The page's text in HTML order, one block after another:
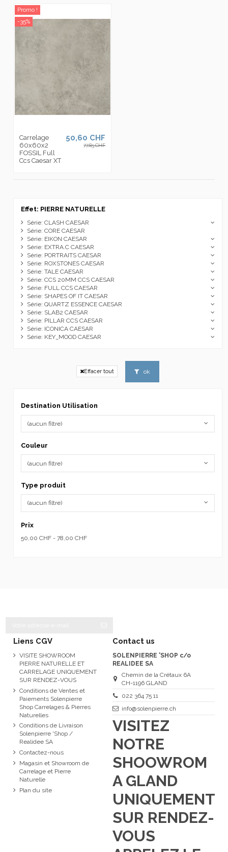
Promo !
-35%
Carrelage
60x60x2
FOSSIL Full
Ccs Caesar XT
50,60 CHF
77,85 CHF
Effet: PIERRE NATURELLE
Série: CLASH CAESAR
Série: CORE CAESAR
Série: EIKON CAESAR
Série: EXTRA.C CAESAR
Série: PORTRAITS CAESAR
Série: ROXSTONES CAESAR
Série: TALE CAESAR
Série: CCS 20MM CCS CAESAR
Série: FULL CCS CAESAR
Série: SHAPES OF IT CAESAR
Série: QUARTZ ESSENCE CAESAR
Série: SLAB2 CAESAR
Série: PILLAR CCS CAESAR
Série: ICONICA CAESAR
Série: KEY_MOOD CAESAR
Effacer tout ok
Destination Utilisation
(aucun filtre)
Couleur
(aucun filtre)
Type produit
(aucun filtre)
Prix
50,00 CHF - 78,00 CHF
Liens CGV
VISITE SHOWROOM
PIERRE NATURELLE ET
CARRELAGE UNIQUEMENT
SUR RENDEZ-VOUS
Conditions de Ventes et
Paiements Solenpierre
Shop Carrelages & Pierres
Naturelles
Conditions de Livraison
Solenpierre 'Shop /
Realidee SA
Contactez-nous
Magasin et Showroom de
Carrelage et Pierre
Naturelle
Plan du site
Contact us
SOLENPIERRE 'SHOP c/o
REALIDEE SA
Chemin de la Crétaux 6A
CH-1196 GLAND
022 364 75 11
info@solenpierre.ch
VISITEZ
NOTRE
SHOOWROM
A GLAND
UNIQUEMENT
SUR RENDEZ-
VOUS